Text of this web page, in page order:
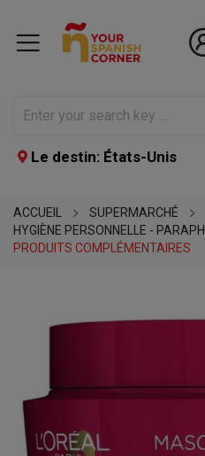
Le destin: États-Unis
ACCUEIL
SUPERMARCHÉ
HYGIÈNE PERSONNELLE -
PRODUITS COMPLÉMENTAIRES